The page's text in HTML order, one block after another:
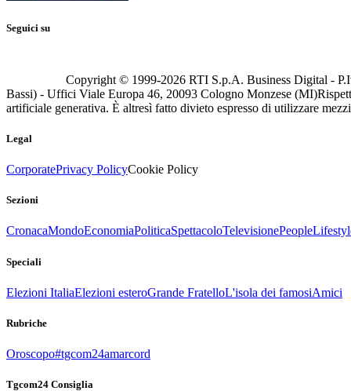
Seguici su
Copyright © 1999-2026 RTI S.p.A. Business Digital -
Bassi) - Uffici Viale Europa 46, 20093 Cologno Monzese (MI)
artificiale generativa. È altresì fatto divieto espresso di utilizzare
Legal
CorporatePrivacy PolicyCookie Policy
Sezioni
CronacaMondoEconomiaPoliticaSpettacoloTelevisionePeople
Speciali
Elezioni ItaliaElezioni esteroGrande FratelloL'isola dei famosiAmici
Rubriche
Oroscopo#tgcom24amarcord
Tgcom24 Consiglia